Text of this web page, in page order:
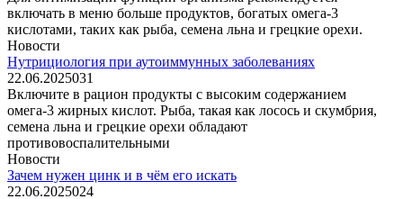
включать в меню больше продуктов, богатых омега-3
кислотами, таких как рыба, семена льна и грецкие орехи.
Новости
Нутрициология при аутоиммунных заболеваниях
22.06.2025031
Включите в рацион продукты с высоким содержанием
омега-3 жирных кислот. Рыба, такая как лосось и скумбрия,
семена льна и грецкие орехи обладают
противовоспалительными
Новости
Зачем нужен цинк и в чём его искать
22.06.2025024